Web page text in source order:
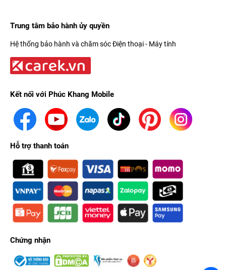
Trung tâm bảo hành ủy quyền
Hệ thống bảo hành và chăm sóc Điện thoại - Máy tính
Kết nối với Phúc Khang Mobile
Hỗ trợ thanh toán
Chứng nhận